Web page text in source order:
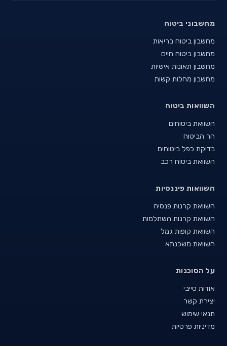
מחשבוני ביטוח
מחשבון ביטוח בריאות
מחשבון ביטוח חיים
מחשבון תאונות אישיות
מחשבון מחלות קשות
השוואות ביטוח
השוואת ביטוחים
הר הביטוח
בדיקת כפל ביטוחים
השוואת ביטוח רכב
השוואות פיננסיות
השוואת קרנות פנסיה
השוואת קרנות השתלמות
השוואת קופות גמל
השוואת משכנתא
על הסוכנות
אודות סייבי
יצירת קשר
תנאי שימוש
מדיניות פרטיות